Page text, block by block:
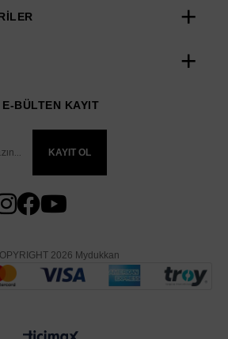
E-BÜLTEN KAYIT
KAYIT OL
2026 Mydukkan